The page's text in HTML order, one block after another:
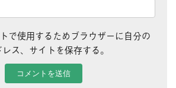
で使用するためブラウザーに自分の
ス、サイトを保存する。